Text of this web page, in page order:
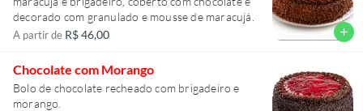
decorado com granulado e mousse de maracujá.
A partir de R$ 46,00 add
Chocolate com Morango
Bolo de chocolate recheado com brigadeiro e
morango.